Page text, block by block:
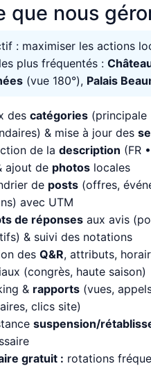
que nous
: maximiser les actions
plus fréquentés :
(vue 180°), Palais
des catégories (principale
& mise à jour des
de la description (FR
ajout de photos locales
de posts (offres,
avec UTM
de réponses aux avis
& suivi des notations
des Q&R, attributs,
(congrès, haute saison)
& rapports (vues,
clics site)
suspension/
gratuit : rotations